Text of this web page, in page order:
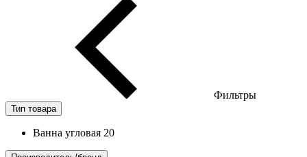
Фильтры
Тип товара
Ванна угловая 20